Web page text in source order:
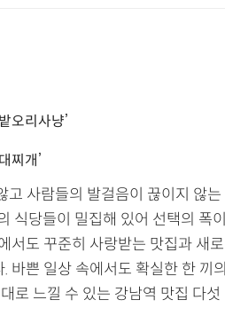
오리사냥’
찌개’
고 사람들의 발걸음이 끊이지 않는
식당들이 밀집해 있어 선택의 폭이
서도 꾸준히 사랑받는 맛집과 새로
바쁜 일상 속에서도 확실한 한 끼의
로 느낄 수 있는 강남역 맛집 다섯